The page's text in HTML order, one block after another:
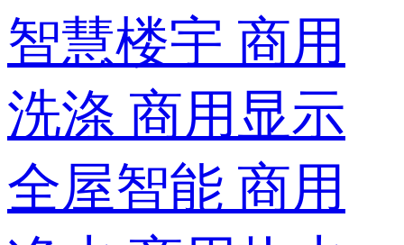
智慧楼宇 商用
洗涤 商用显示
全屋智能 商用